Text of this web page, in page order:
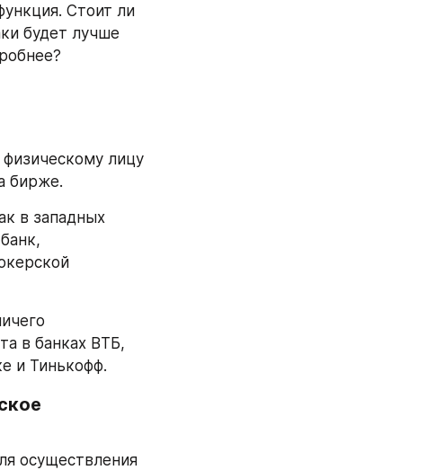
Стоит ли
будет лучше
лицу
бирже.
в западных
в банках ВТБ,
и Тинькофф.
осуществления